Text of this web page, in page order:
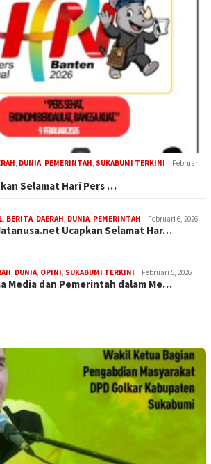
, DUNIA, PEMERINTAH, SUKABUMI TERKINI
Februari
Selamat Hari Pers …
, BERITA, DAERAH, DUNIA, PEMERINTAH Februari 6, 2026
Ucapkan Selamat Har…
, DUNIA, OPINI, SUKABUMI TERKINI Februari 5, 2026
Media dan Pemerintah dalam Me…